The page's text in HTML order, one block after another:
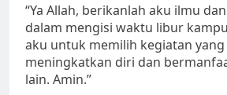
“Ya Allah, berikanlah aku ilmu
dalam mengisi waktu libur
aku untuk memilih kegiatan
meningkatkan diri dan
lain. Amin.”